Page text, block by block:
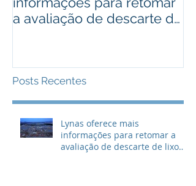
a avaliação de descarte de
Posts Recentes
Lynas oferece mais
informações para retomar a
avaliação de descarte de lixo